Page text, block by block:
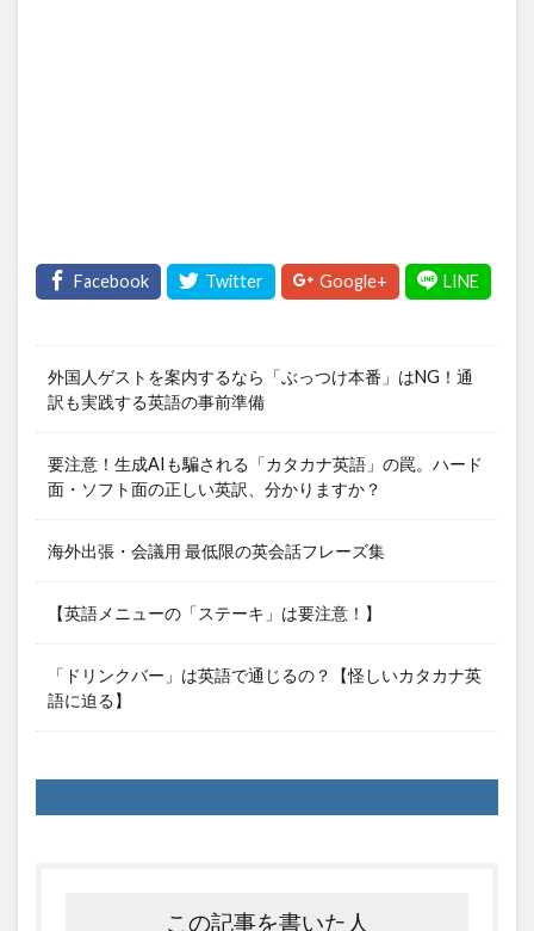
外国人ゲストを案内するなら「ぶっつけ本番」はNG！通
訳も実践する英語の事前準備
要注意！生成AIも騙される「カタカナ英語」の罠。ハード
面・ソフト面の正しい英訳、分かりますか？
海外出張・会議用 最低限の英会話フレーズ集
【英語メニューの「ステーキ」は要注意！】
「ドリンクバー」は英語で通じるの？【怪しいカタカナ英
語に迫る】
この記事を書いた人